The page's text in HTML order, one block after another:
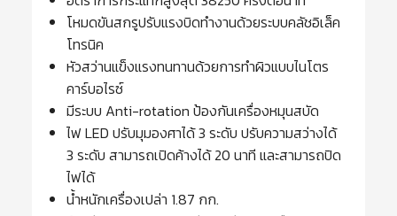
โหมดขันสกรูปรับแรงบิดทำงานด้วยระบบคลัชอิเล็ค
โทรนิค
หัวสว่านแข็งแรงทนทานด้วยการทำผิวแบบไนโตร
คาร์บอไรซ์
มีระบบ Anti-rotation ป้องกันเครื่องหมุนสบัด
ไฟ LED ปรับมุมองศาได้ 3 ระดับ ปรับความสว่างได้
3 ระดับ สามารถเปิดค้างได้ 20 นาที และสามารถปิด
ไฟได้
น้ำหนักเครื่องเปล่า 1.87 กก.